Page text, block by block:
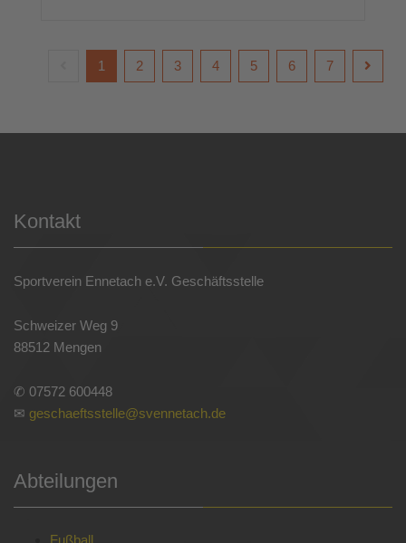
1 2 3 4 5 6 7
Kontakt
Sportverein Ennetach e.V. Geschäftsstelle
Schweizer Weg 9
88512 Mengen
✆ 07572 600448
✉ geschaeftsstelle@svennetach.de
Abteilungen